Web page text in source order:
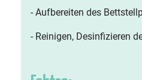
- Aufbereiten des
- Reinigen, Desinfizieren